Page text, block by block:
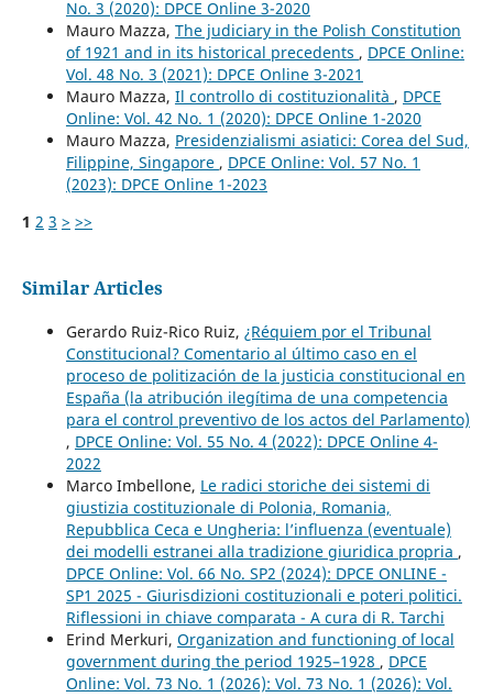
No. 3 (2020): DPCE Online 3-2020
Mauro Mazza, The judiciary in the Polish Constitution
of 1921 and in its historical precedents , DPCE Online:
Vol. 48 No. 3 (2021): DPCE Online 3-2021
Mauro Mazza, Il controllo di costituzionalità , DPCE
Online: Vol. 42 No. 1 (2020): DPCE Online 1-2020
Mauro Mazza, Presidenzialismi asiatici: Corea del Sud,
Filippine, Singapore , DPCE Online: Vol. 57 No. 1
(2023): DPCE Online 1-2023
1 2 3 > >>
Similar Articles
Gerardo Ruiz-Rico Ruiz, ¿Réquiem por el Tribunal
Constitucional? Comentario al último caso en el
proceso de politización de la justicia constitucional en
España (la atribución ilegítima de una competencia
para el control preventivo de los actos del Parlamento)
, DPCE Online: Vol. 55 No. 4 (2022): DPCE Online 4-
2022
Marco Imbellone, Le radici storiche dei sistemi di
giustizia costituzionale di Polonia, Romania,
Repubblica Ceca e Ungheria: l’influenza (eventuale)
dei modelli estranei alla tradizione giuridica propria ,
DPCE Online: Vol. 66 No. SP2 (2024): DPCE ONLINE -
SP1 2025 - Giurisdizioni costituzionali e poteri politici.
Riflessioni in chiave comparata - A cura di R. Tarchi
Erind Merkuri, Organization and functioning of local
government during the period 1925–1928 , DPCE
Online: Vol. 73 No. 1 (2026): Vol. 73 No. 1 (2026): Vol.